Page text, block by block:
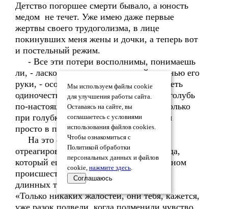
Детство погоршее смерти бывало, а юность
медом не течет. Уже имею даже первые
жертвы своего трудоголизма, в лице
покинувших меня жены и дочки, а теперь вот
и постельный режим.
- Все эти потери восполнимы, понимаешь
ли, - ласково коснулась она своей ладонью его
руки, - особенно если вовремя преодолеть
одиночество. Помнишь же из детства: голубь
по-настоящему и горделиво воркует только
при голубке, а без неё он превращается
просто в понурую птицу.
На это ее прикосновение Аркадий
отреагировал с осторожностью пешехода,
который еще недавно побывал в дорожном
происшествии. Не поднимая глаз от ее
длинных тоненьких пальцев, подумал:
«Только никаких жалостей, они тебя, кажется,
уже разок подвели, когда подменили чувство
Мы используем файлы cookie
для улучшения работы сайта.
Оставаясь на сайте, вы
соглашаетесь с условиями
использования файлов cookies.
Чтобы ознакомиться с
Политикой обработки
персональных данных и файлов
cookie, нажмите здесь.
Соглашаюсь